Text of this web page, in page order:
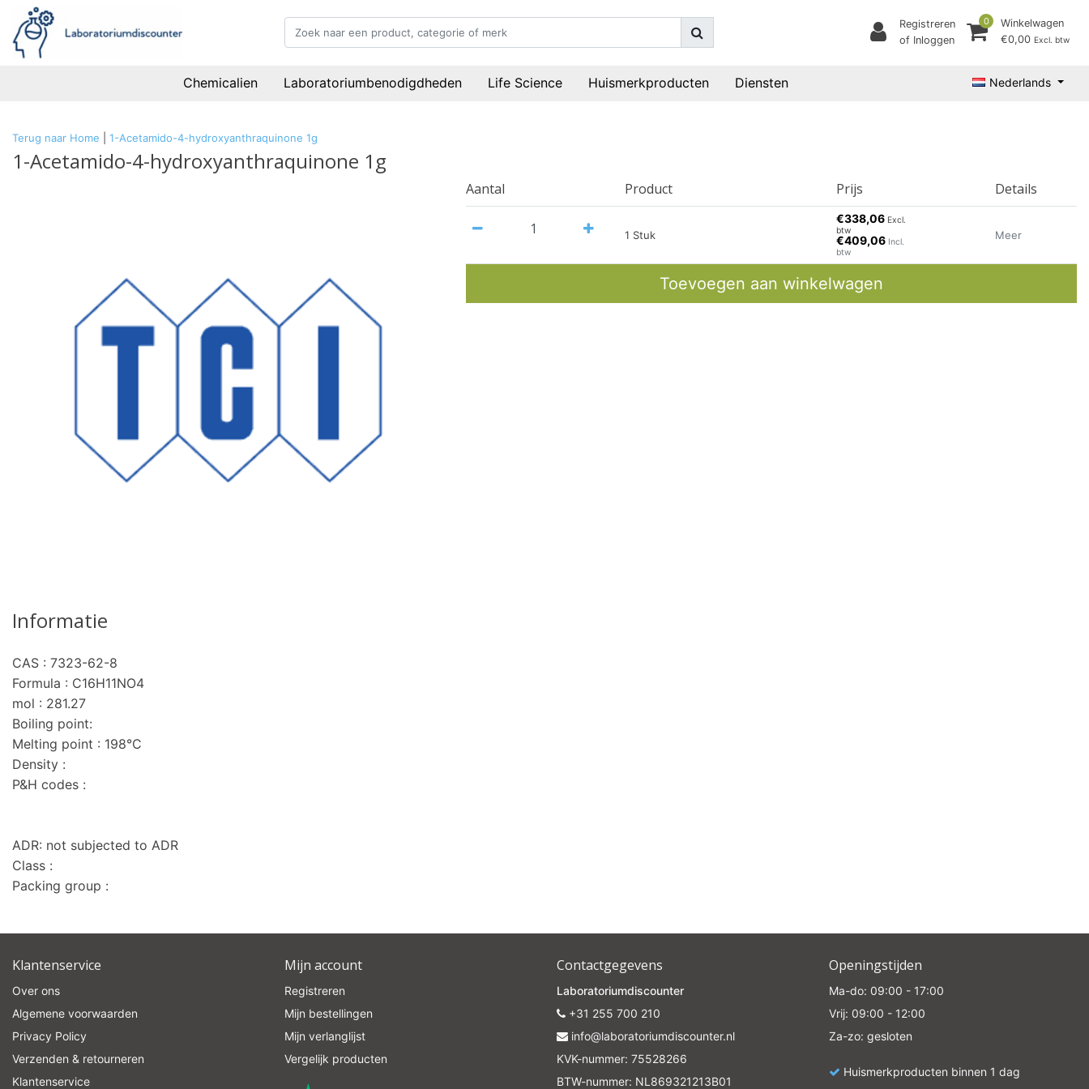
Registreren
of Inloggen
0
Winkelwagen
€0,00 Excl. btw
Chemicalien Laboratoriumbenodigdheden Life Science Huismerkproducten Diensten Nederlands
Terug naar Home 1-Acetamido-4-hydroxyanthraquinone 1g
1-Acetamido-4-hydroxyanthraquinone 1g
Aantal Product Prijs Details
1 Stuk
€338,06 Excl.
btw
€409,06 Incl.
btw
Meer
Toevoegen aan winkelwagen
Informatie
CAS : 7323-62-8
Formula : C16H11NO4
mol : 281.27
Boiling point:
Melting point : 198°C
Density :
P&H codes :
ADR: not subjected to ADR
Class :
Packing group :
Klantenservice
Over ons
Algemene voorwaarden
Privacy Policy
Verzenden & retourneren
Klantenservice
Mijn account
Registreren
Mijn bestellingen
Mijn verlanglijst
Vergelijk producten
Contactgegevens
Laboratoriumdiscounter
+31 255 700 210
info@laboratoriumdiscounter.nl
KVK-nummer: 75528266
BTW-nummer: NL869321213B01
Openingstijden
Ma-do: 09:00 - 17:00
Vrij: 09:00 - 12:00
Za-zo: gesloten
Huismerkproducten binnen 1 dag